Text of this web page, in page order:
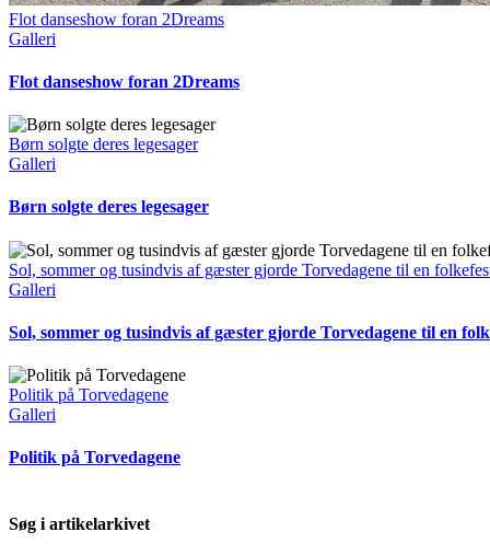
Flot danseshow foran 2Dreams
Galleri
Flot danseshow foran 2Dreams
Børn solgte deres legesager
Galleri
Børn solgte deres legesager
Sol, sommer og tusindvis af gæster gjorde Torvedagene til en
Galleri
Sol, sommer og tusindvis af gæster gjorde Torvedagene til en
Politik på Torvedagene
Galleri
Politik på Torvedagene
Søg i artikelarkivet